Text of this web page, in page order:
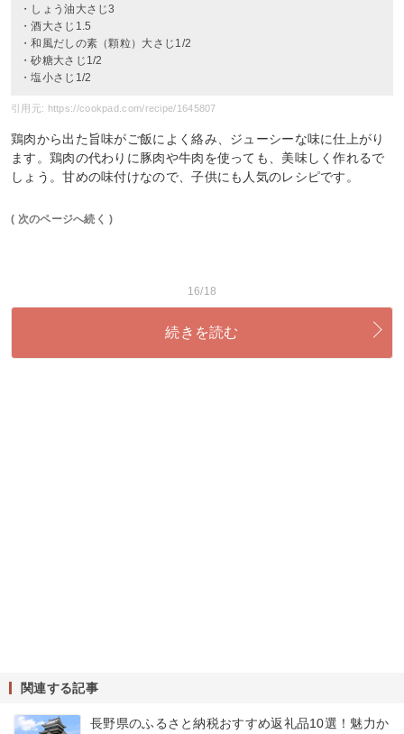
・しょう油大さじ3
・酒大さじ1.5
・和風だしの素（顆粒）大さじ1/2
・砂糖大さじ1/2
・塩小さじ1/2
引用元: https://cookpad.com/recipe/1645807
鶏肉から出た旨味がご飯によく絡み、ジューシーな味に仕上がり
ます。鶏肉の代わりに豚肉や牛肉を使っても、美味しく作れるで
しょう。甘めの味付けなので、子供にも人気のレシピです。
( 次のページへ続く )
16/18
続きを読む
関連する記事
長野県のふるさと納税おすすめ返礼品10選！魅力か